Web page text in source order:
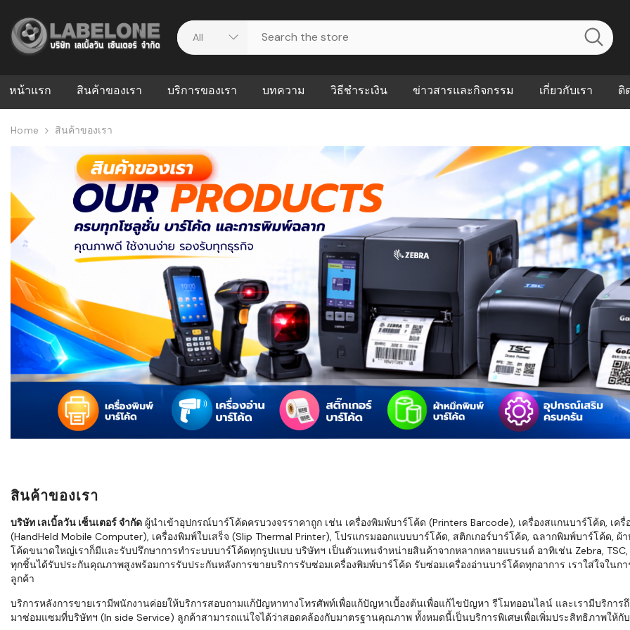
หน้าแรก สินค้าของเรา บริการของเรา
ดาวน์โหลดไดร์เวอร์
วีดีโอแนะนำ
บทความ
บริหารคลังสินค้าที่ช่วยลด
สต็อกแบบ Real-time
ปัญหาคลังสินค้าที่บอกว่า
ธุรกิจของคุณควรเริ่มใช้
WMS กับ ERP ต่างกัน
อย่างไร? ทำไมหลายธุรกิจ
ต้องใช้ร่วมกัน
ใช้ Excel คุมสต็อก กับใช้
WMS ต่างกันอย่างไร?
แบบไหนเหมาะกับธุรกิจที่
กำลังเติบโต
ขั้นตอนการทำงานของ
WMS ตั้งแต่รับสินค้า จัด
เก็บ หยิบ แพ็ก จนถึงจัดส่ง
อย่างไร
WMS สำหรับธุรกิจ 3PL,
ค้าส่ง และ E-Commerce:
แนะนำ Checklist ก่อน
วิธีชำระเงิน ข่าวสารและกิจกรรม เกี่ยวกับเรา
FAQs
Our Customer
ติ
Home สินค้าของเรา
สินค้าของเรา
บริษัท เลเบิ้ลวัน เซ็นเตอร์ จำกัด ผู้นำเข้าอุปกรณ์บาร์โค้ดครบวงจรราคาถูก เช่น เครื่องพิมพ์บาร์โค้ด (Printers Barcode), เครื่องสแกนบาร์โค้ด, เค
(HandHeld Mobile Computer), เครื่องพิมพ์ใบเสร็จ (Slip Thermal Printer), โปรแกรมออกแบบบาร์โค้ด, สติกเกอร์บาร์โค้ด, ฉลากพิมพ์บาร์โค้ด,
โค้ดขนาดใหญ่เราก็มีและรับปรึกษาการทำระบบบาร์โค้ดทุกรูปแบบ บริษัทฯ เป็นตัวแทนจำหน่ายสินค้าจากหลากหลายแบรนด์ อาทิเช่น Zebra, TSC,
ทุกชิ้นได้รับประกันคุณภาพสูงพร้อมการรับประกันหลังการขายบริการรับซ่อมเครื่องพิมพ์บาร์โค้ด รับซ่อมเครื่องอ่านบาร์โค้ดทุกอาการ เราใส่ใจใน
ลูกค้า
บริการหลังการขายเรามีพนักงานค่อยให้บริการสอบถามแก้ปัญหาทางโทรศัพท์เพื่อแก้ปัญหาเบื้องต้นเพื่อแก้ไขปัญหา รีโมทออนไลน์ และเรามีบริการ
มาซ่อมแซมที่บริษัทฯ (In side Service) ลูกค้าสามารถแน่ใจได้ว่าสอดคล้องกับมาตรฐานคุณภาพ ทั้งหมดนี้เป็นบริการพิเศษเพื่อเพิ่มประสิทธิภาพให้กั